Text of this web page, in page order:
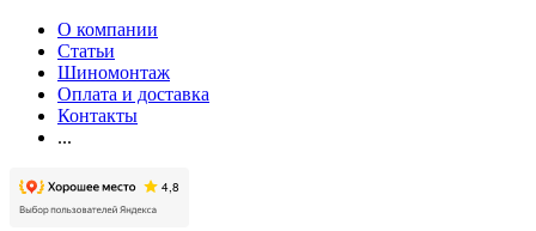
О компании
Статьи
Шиномонтаж
Оплата и доставка
Контакты
...